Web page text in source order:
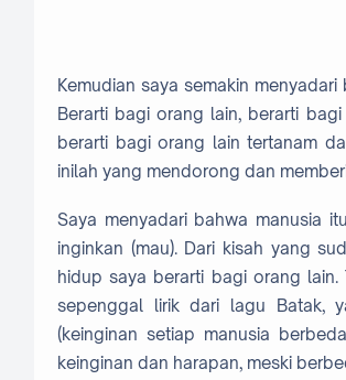
Kemudian saya semakin
Berarti bagi orang lain, berarti
berarti bagi orang lain tertanam
inilah yang mendorong dan
Saya menyadari bahwa manusia
inginkan (mau). Dari kisah yang
hidup saya berarti bagi orang
sepenggal lirik dari lagu Batak,
(keinginan setiap manusia
keinginan dan harapan, meski